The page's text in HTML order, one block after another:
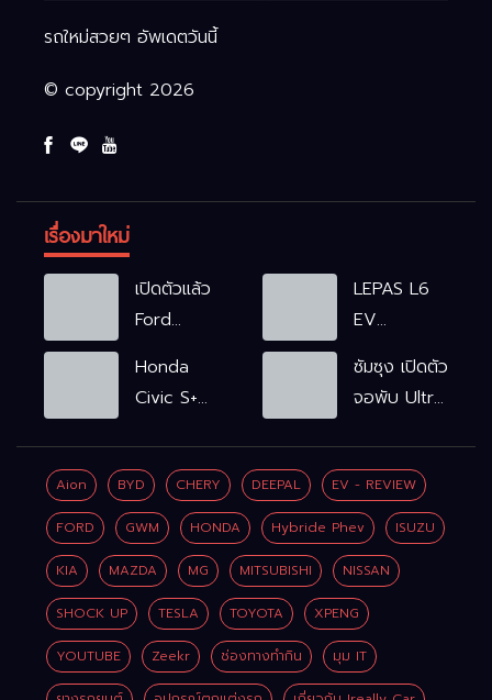
รถใหม่สวยๆ อัพเดตวันนี้
© copyright 2026
เรื่องมาใหม่
เปิดตัวแล้ว
Ford
WOLFTRAK
LEPAS L6
EV
L6 EV
Comfort
FWD
769,900
บาท L6 EV
Premium
FWD
799,900
บาท
Honda
Civic S+
จำลองเกียร์
เพิ่ม 2 หมื่น
บาท
ซัมซุง เปิดตัว
จอพับ Ultra
เชื่อมมือถือ-
นาฬิกา-แว่น
อัจฉริยะ
Aion BYD CHERY DEEPAL EV - REVIEW
FORD GWM HONDA Hybride Phev ISUZU
KIA MAZDA MG MITSUBISHI NISSAN
SHOCK UP TESLA TOYOTA XPENG
YOUTUBE Zeekr ช่องทางทำกิน มุม IT